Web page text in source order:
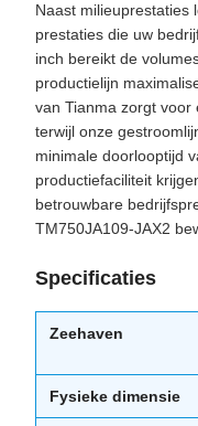
Naast milieuprestaties
prestaties die uw
inch bereikt de
productielijn
van Tianma zorgt voor
terwijl onze
minimale doorlooptijd
productiefaciliteit
betrouwbare
TM750JA109-JAX2
Specificaties
Zeehaven
Fysieke dimensie